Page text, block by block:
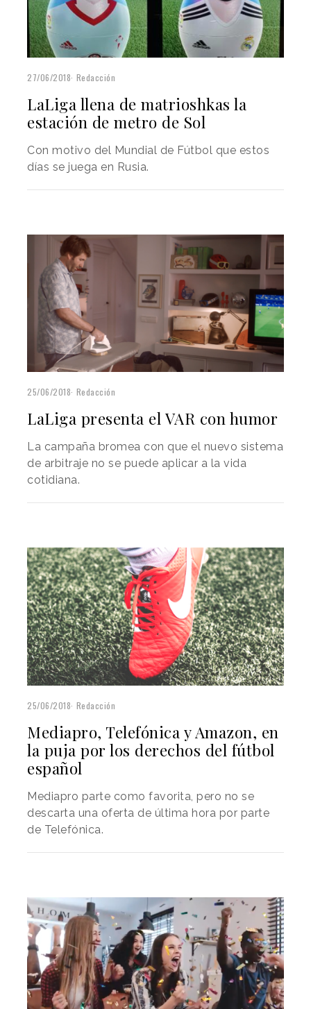
27/06/2018 Redacción
LaLiga llena de matrioshkas la
estación de metro de Sol
Con motivo del Mundial de Fútbol que estos
días se juega en Rusia.
25/06/2018 Redacción
LaLiga presenta el VAR con humor
La campaña bromea con que el nuevo sistema
de arbitraje no se puede aplicar a la vida
cotidiana.
25/06/2018 Redacción
Mediapro, Telefónica y Amazon, en
la puja por los derechos del fútbol
español
Mediapro parte como favorita, pero no se
descarta una oferta de última hora por parte
de Telefónica.